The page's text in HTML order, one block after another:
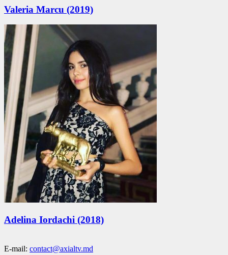
Valeria Marcu (2019)
Adelina Iordachi (2018)
E-mail: contact@axialtv.md